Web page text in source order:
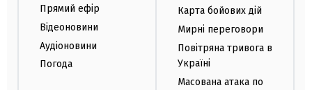
Прямий ефір
Відеоновини
Аудіоновини
Погода
Карта бойових дій
Мирні переговори
Повітряна тривога в
Україні
Масована атака по